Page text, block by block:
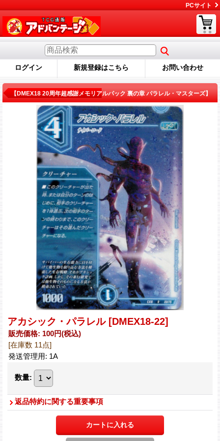
PCサイト
ログイン 新規登録はこちら お問い合わせ
商品詳細
【DMEX18 20周年超感謝メモリアルパック 裏の章 パラレル・マスターズ】
アカシック・パラレル [DMEX18-22]
販売価格: 100円(税込)
[在庫数 11点]
発送管理用: 1A
数量:
返品特約に関する重要事項